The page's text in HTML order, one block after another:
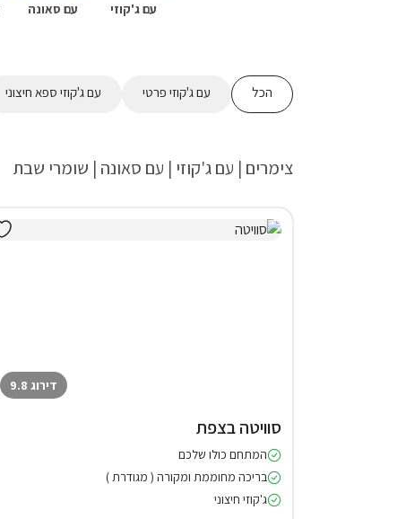
עם ג'קוזי עם סאונה
הכל עם ג'קוזי פרטי עם ג'קוזי ספא חיצוני
צימרים | עם ג'קוזי | עם סאונה | שומרי שבת
דירוג 9.8
סוויטה בצפת
המתחם כולו שלכם
בריכה מחוממת ומקורה ( מגודרת )
ג'קוזי חיצוני